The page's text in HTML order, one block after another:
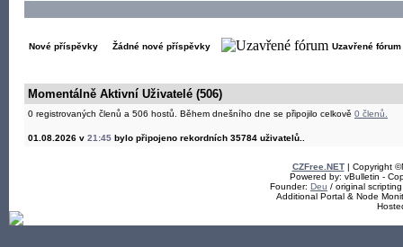
Nové příspěvky Žádné nové příspěvky Uzavřené fórum
Momentálně Aktivní Uživatelé (506)
0 registrovaných členů a 506 hostů. Během dnešního dne se připojilo celkově 0 členů.
01.08.2026 v 21:45 bylo připojeno rekordních 35784 uživatelů..
CZFree.NET| Copyright
Powered by: vBulletin -
Founder: Deu / original
Additional Portal & Node